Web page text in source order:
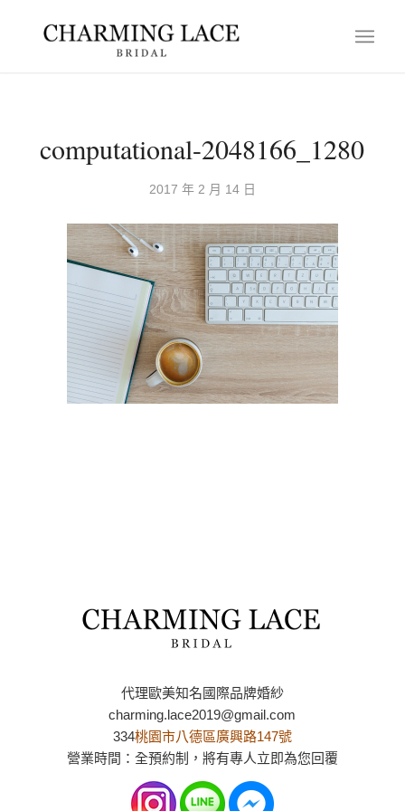
computational-2048166_1280
2017 年 2 月 14 日
代理歐美知名國際品牌婚紗
charming.lace2019@gmail.com
334桃園市八德區廣興路147號
營業時間：全預約制，將有專人立即為您回覆